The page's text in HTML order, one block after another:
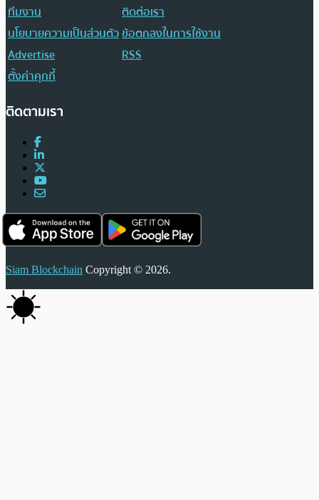
ทีมงาน
ติดต่อเรา
นโยบายความเป็นส่วนตัวข้อตกลงในการใช้งาน
Advertise
RSS
ตั้งค่าคุกกี้
ติดตามเรา
Siam Blockchain Copyright © 2026.